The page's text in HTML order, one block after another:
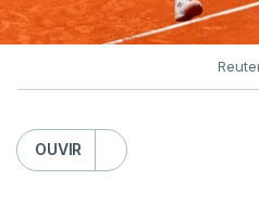
OUVIR